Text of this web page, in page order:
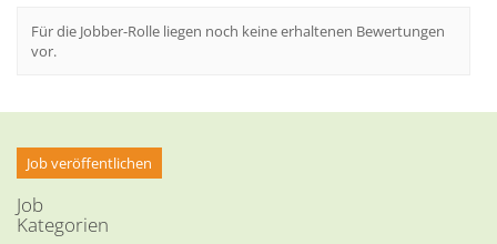
Für die Jobber-Rolle liegen noch keine erhaltenen Bewertungen
vor.
Job veröffentlichen
Job
Kategorien